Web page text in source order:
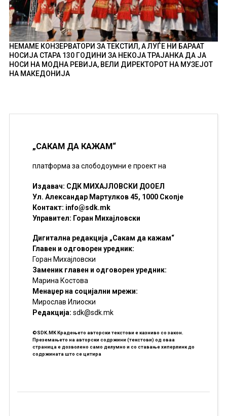
НЕМАМЕ КОНЗЕРВАТОРИ ЗА ТЕКСТИЛ, А ЛУЃЕ НИ БАРААТ
НОСИЈА СТАРА 130 ГОДИНИ ЗА НЕКОЈА ТРАЈАНКА ДА ЈА
НОСИ НА МОДНА РЕВИЈА, ВЕЛИ ДИРЕКТОРОТ НА МУЗЕЈОТ
НА МАКЕДОНИЈА
„САКАМ ДА КАЖАМ“
платформа за слободоумни е проект на
Издавач: СДК МИХАЈЛОВСКИ ДООЕЛ
Ул. Александар Мартулков 45, 1000 Скопје
Контакт: info@sdk.mk
Управител: Горан Михајловски
Дигитална редакција „Сакам да кажам“
Главен и одговорен уредник:
Горан Михајловски
Заменик главен и одговорен уредник:
Марина Костова
Менаџер на социјални мрежи:
Мирослав Илиоски
Редакцијa: sdk@sdk.mk
©SDK.MK Крадењето авторски текстови е казниво со закон.
Преземањето на авторски содржини (текстови) од оваа
страница е дозволено само делумно и со ставање хиперлинк до
содржината што се цитира